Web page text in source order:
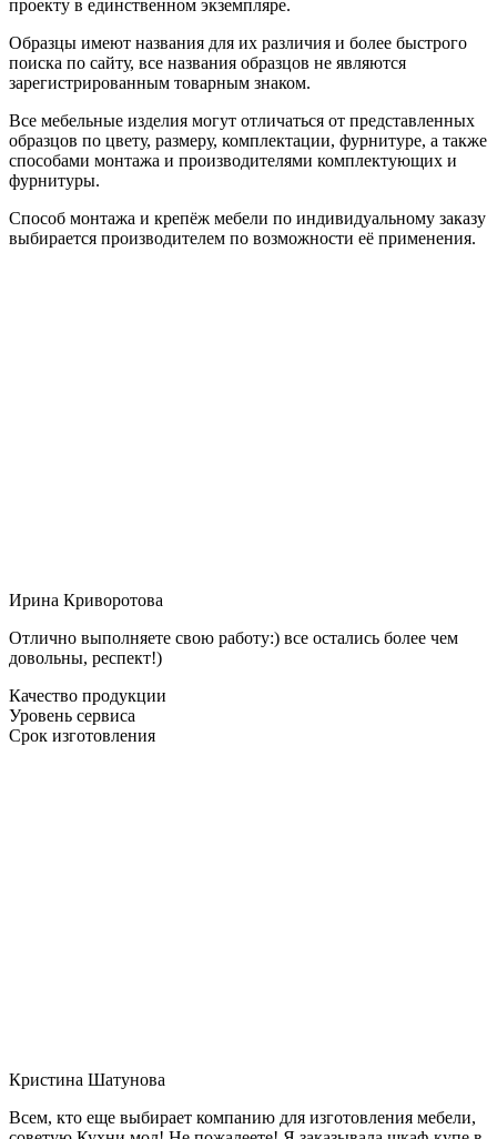
проекту в единственном экземпляре.
Образцы имеют названия для их различия и более быстрого
поиска по сайту, все названия образцов не являются
зарегистрированным товарным знаком.
Все мебельные изделия могут отличаться от представленных
образцов по цвету, размеру, комплектации, фурнитуре, а также
способами монтажа и производителями комплектующих и
фурнитуры.
Способ монтажа и крепёж мебели по индивидуальному заказу
выбирается производителем по возможности её применения.
Ирина Криворотова
Отлично выполняете свою работу:) все остались более чем
довольны, респект!)
Качество продукции
Уровень сервиса
Срок изготовления
Кристина Шатунова
Всем, кто еще выбирает компанию для изготовления мебели,